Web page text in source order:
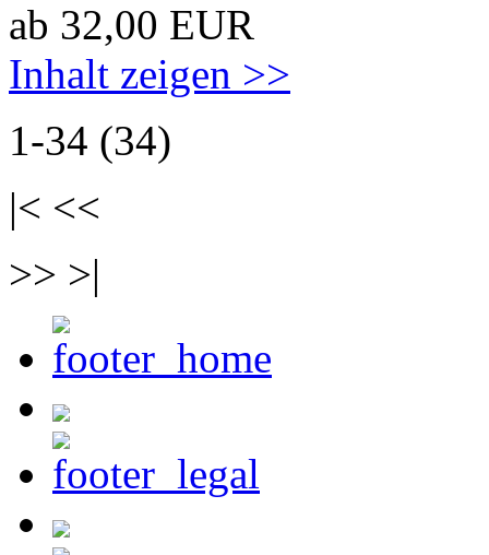
ab 32,00 EUR
Inhalt zeigen >>
1-34 (34)
|< <<
>> >|